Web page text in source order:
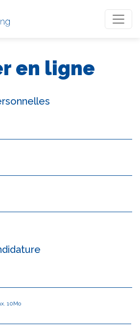
en ligne
10Mo